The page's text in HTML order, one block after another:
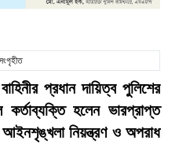
প্রধান দায়িত্ব পুলিশের
হলেন ভারপ্রাপ্ত
আইনশৃঙ্খলা নিয়ন্ত্রণ ও অপরাধ